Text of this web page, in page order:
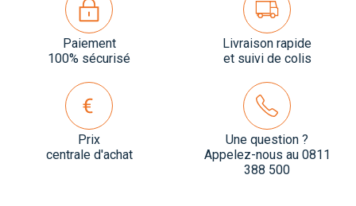
Paiement
100% sécurisé
Livraison rapide
et suivi de colis
Prix
centrale d'achat
Une question ?
Appelez-nous au 0811
388 500